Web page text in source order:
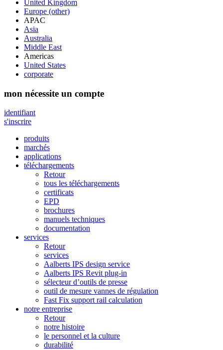
United Kingdom
Europe (other)
APAC
Asia
Australia
Middle East
Americas
United States
corporate
mon nécessite un compte
identifiant
s'inscrire
produits
marchés
applications
téléchargements
Retour
tous les téléchargements
certificats
EPD
brochures
manuels techniques
documentation
services
Retour
services
Aalberts IPS design service
Aalberts IPS Revit plug-in
sélecteur d’outils de presse
outil de mesure vannes de régulation
Fast Fix support rail calculation
notre entreprise
Retour
notre histoire
le personnel et la culture
durabilité